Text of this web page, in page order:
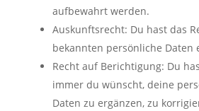
aufbewahrt werden.
Auskunftsrecht: Du hast das
bekannten persönliche Daten
Recht auf Berichtigung: Du
immer du wünscht, deine
Daten zu ergänzen, zu